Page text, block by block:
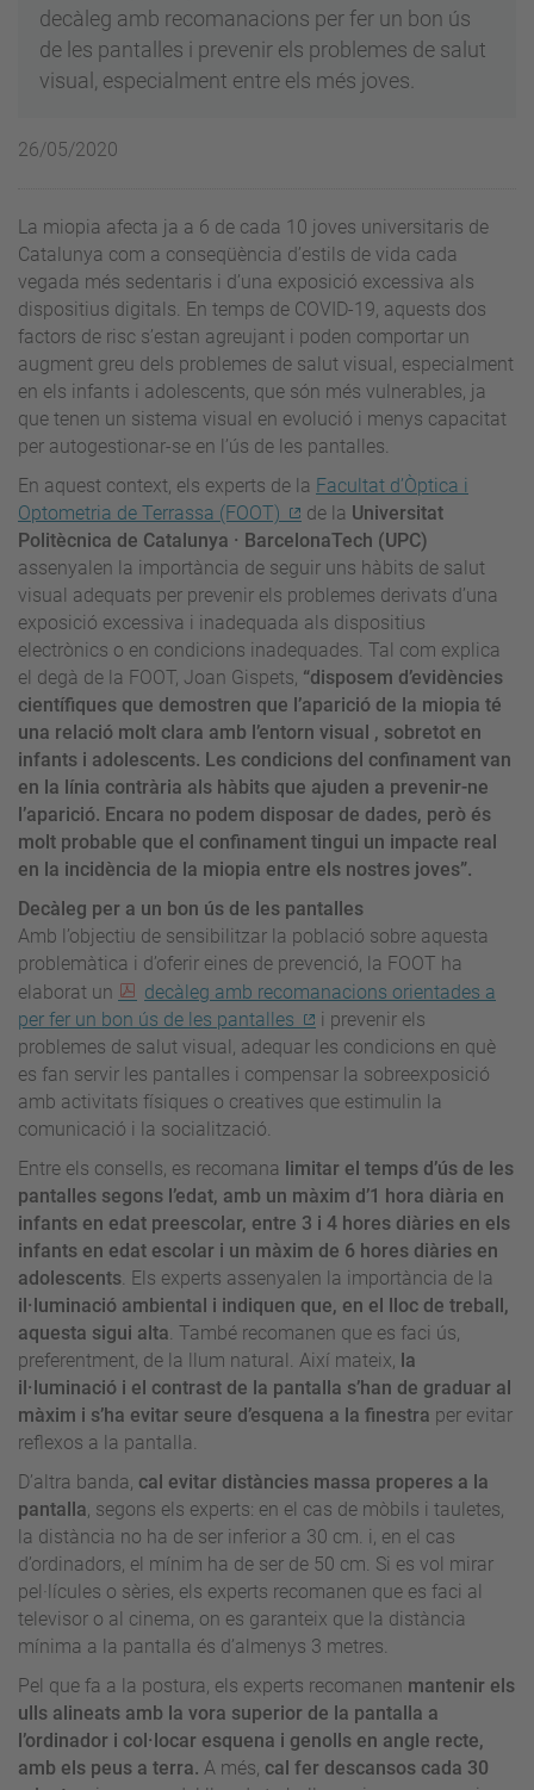
decàleg amb recomanacions per fer un bon ús
de les pantalles i prevenir els problemes de salut
visual, especialment entre els més joves.
26/05/2020
La miopia afecta ja a 6 de cada 10 joves universitaris de
Catalunya com a conseqüència d’estils de vida cada
vegada més sedentaris i d’una exposició excessiva als
dispositius digitals. En temps de COVID-19, aquests dos
factors de risc s’estan agreujant i poden comportar un
augment greu dels problemes de salut visual, especialment
en els infants i adolescents, que són més vulnerables, ja
que tenen un sistema visual en evolució i menys capacitat
per autogestionar-se en l’ús de les pantalles.
En aquest context, els experts de la Facultat d’Òptica i
Optometria de Terrassa (FOOT)
de la Universitat
Politècnica de Catalunya · BarcelonaTech (UPC)
assenyalen la importància de seguir uns hàbits de salut
visual adequats per prevenir els problemes derivats d’una
exposició excessiva i inadequada als dispositius
electrònics o en condicions inadequades. Tal com explica
el degà de la FOOT, Joan Gispets, “disposem d’evidències
científiques que demostren que l’aparició de la miopia té
una relació molt clara amb l’entorn visual , sobretot en
infants i adolescents. Les condicions del confinament van
en la línia contrària als hàbits que ajuden a prevenir-ne
l’aparició. Encara no podem disposar de dades, però és
molt probable que el confinament tingui un impacte real
en la incidència de la miopia entre els nostres joves”.
Decàleg per a un bon ús de les pantalles
Amb l’objectiu de sensibilitzar la població sobre aquesta
problemàtica i d’oferir eines de prevenció, la FOOT ha
elaborat un
decàleg amb recomanacions orientades a
per fer un bon ús de les pantalles
i prevenir els
problemes de salut visual, adequar les condicions en què
es fan servir les pantalles i compensar la sobreexposició
amb activitats físiques o creatives que estimulin la
comunicació i la socialització.
Entre els consells, es recomana limitar el temps d’ús de les
pantalles segons l’edat, amb un màxim d’1 hora diària en
infants en edat preescolar, entre 3 i 4 hores diàries en els
infants en edat escolar i un màxim de 6 hores diàries en
adolescents. Els experts assenyalen la importància de la
il·luminació ambiental i indiquen que, en el lloc de treball,
aquesta sigui alta. També recomanen que es faci ús,
preferentment, de la llum natural. Així mateix, la
il·luminació i el contrast de la pantalla s’han de graduar al
màxim i s’ha evitar seure d’esquena a la finestra per evitar
reflexos a la pantalla.
D’altra banda, cal evitar distàncies massa properes a la
pantalla, segons els experts: en el cas de mòbils i tauletes,
la distància no ha de ser inferior a 30 cm. i, en el cas
d’ordinadors, el mínim ha de ser de 50 cm. Si es vol mirar
pel·lícules o sèries, els experts recomanen que es faci al
televisor o al cinema, on es garanteix que la distància
mínima a la pantalla és d’almenys 3 metres.
Pel que fa a la postura, els experts recomanen mantenir els
ulls alineats amb la vora superior de la pantalla a
l’ordinador i col·locar esquena i genolls en angle recte,
amb els peus a terra. A més, cal fer descansos cada 30